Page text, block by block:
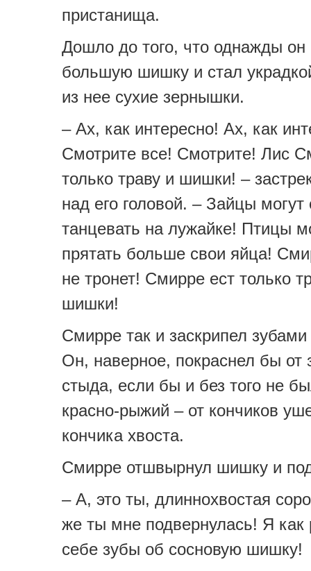
пристанища.
Дошло до того, что однажды он
большую шишку и стал
из нее сухие зернышки.
– Ах, как интересно! Ах, как
Смотрите все! Смотрите! Лис
только траву и шишки! –
над его головой. – Зайцы могут
танцевать на лужайке! Птицы
прятать больше свои яйца!
не тронет! Смирре ест только
шишки!
Смирре так и заскрипел
Он, наверное, покраснел бы от
стыда, если бы и без того не
красно-рыжий – от кончиков
кончика хвоста.
Смирре отшвырнул шишку и
– А, это ты, длиннохвостая
же ты мне подвернулась! Я как
себе зубы об сосновую шишку!